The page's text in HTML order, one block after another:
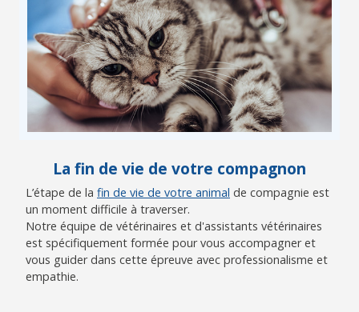
La fin de vie de votre compagnon
L’étape de la fin de vie de votre animal de compagnie est
un moment difficile à traverser.
Notre équipe de vétérinaires et d'assistants vétérinaires
est spécifiquement formée pour vous accompagner et
vous guider dans cette épreuve avec professionalisme et
empathie.